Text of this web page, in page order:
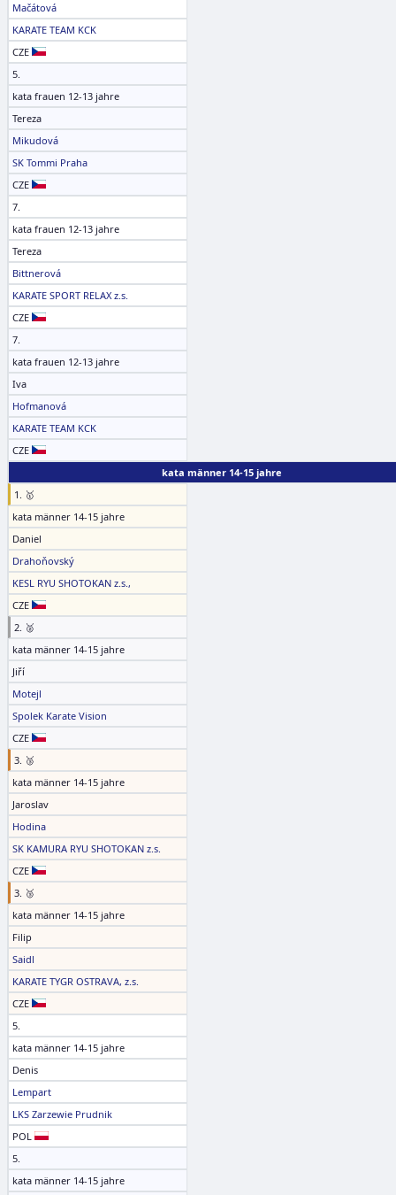
Mačátová
KARATE TEAM KCK
CZE
5.
kata frauen 12-13 jahre
Tereza
Mikudová
SK Tommi Praha
CZE
7.
kata frauen 12-13 jahre
Tereza
Bittnerová
KARATE SPORT RELAX z.s.
CZE
7.
kata frauen 12-13 jahre
Iva
Hofmanová
KARATE TEAM KCK
CZE
kata männer 14-15 jahre
1. 🥇
kata männer 14-15 jahre
Daniel
Drahoňovský
KESL RYU SHOTOKAN z.s.,
CZE
2. 🥈
kata männer 14-15 jahre
Jiří
Motejl
Spolek Karate Vision
CZE
3. 🥉
kata männer 14-15 jahre
Jaroslav
Hodina
SK KAMURA RYU SHOTOKAN z.s.
CZE
3. 🥉
kata männer 14-15 jahre
Filip
Saidl
KARATE TYGR OSTRAVA, z.s.
CZE
5.
kata männer 14-15 jahre
Denis
Lempart
LKS Zarzewie Prudnik
POL
5.
kata männer 14-15 jahre